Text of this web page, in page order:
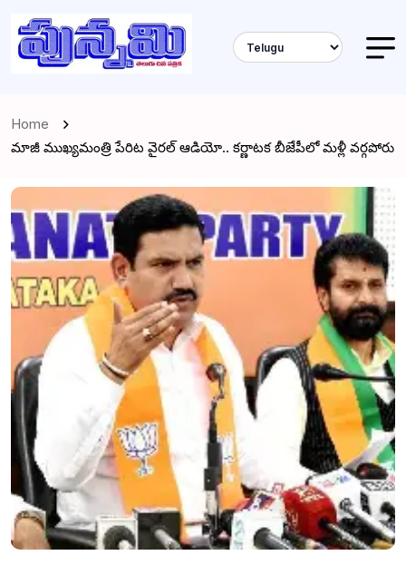
Home
మాజీ ముఖ్యమంత్రి పేరిట వైరల్ ఆడియో.. కర్ణాటక బీజేపీలో మళ్లీ వర్గపోరు